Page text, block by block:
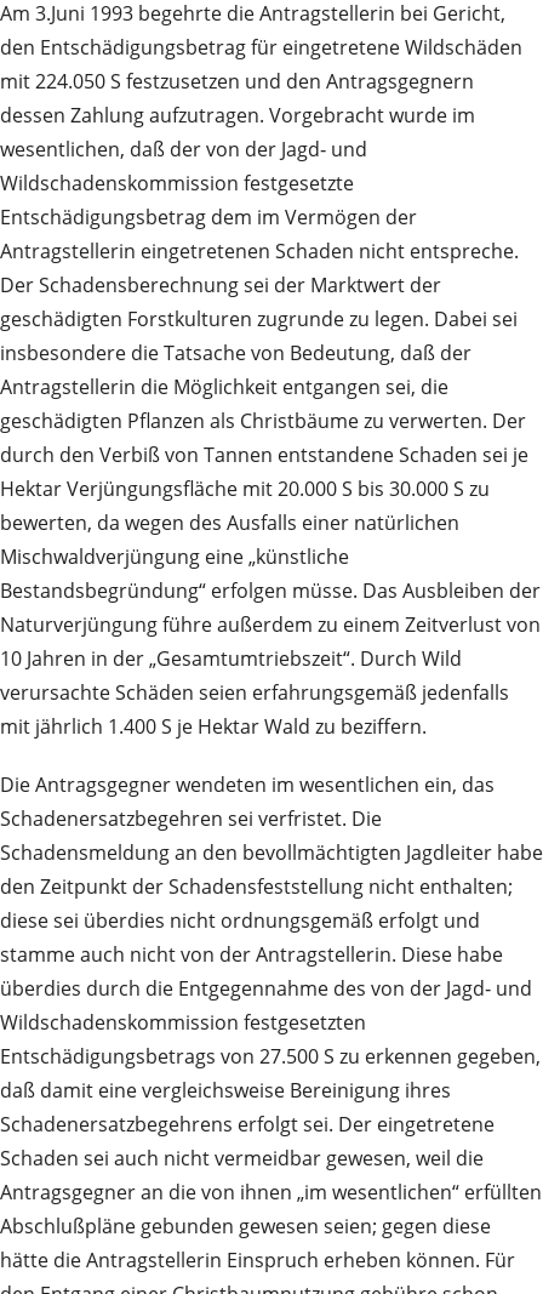
Am 3.Juni 1993 begehrte die Antragstellerin bei Gericht,
den Entschädigungsbetrag für eingetretene Wildschäden
mit 224.050 S festzusetzen und den Antragsgegnern
dessen Zahlung aufzutragen. Vorgebracht wurde im
wesentlichen, daß der von der Jagd‑ und
Wildschadenskommission festgesetzte
Entschädigungsbetrag dem im Vermögen der
Antragstellerin eingetretenen Schaden nicht entspreche.
Der Schadensberechnung sei der Marktwert der
geschädigten Forstkulturen zugrunde zu legen. Dabei sei
insbesondere die Tatsache von Bedeutung, daß der
Antragstellerin die Möglichkeit entgangen sei, die
geschädigten Pflanzen als Christbäume zu verwerten. Der
durch den Verbiß von Tannen entstandene Schaden sei je
Hektar Verjüngungsfläche mit 20.000 S bis 30.000 S zu
bewerten, da wegen des Ausfalls einer natürlichen
Mischwaldverjüngung eine „künstliche
Bestandsbegründung“ erfolgen müsse. Das Ausbleiben der
Naturverjüngung führe außerdem zu einem Zeitverlust von
10 Jahren in der „Gesamtumtriebszeit“. Durch Wild
verursachte Schäden seien erfahrungsgemäß jedenfalls
mit jährlich 1.400 S je Hektar Wald zu beziffern.
Die Antragsgegner wendeten im wesentlichen ein, das
Schadenersatzbegehren sei verfristet. Die
Schadensmeldung an den bevollmächtigten Jagdleiter habe
den Zeitpunkt der Schadensfeststellung nicht enthalten;
diese sei überdies nicht ordnungsgemäß erfolgt und
stamme auch nicht von der Antragstellerin. Diese habe
überdies durch die Entgegennahme des von der Jagd‑ und
Wildschadenskommission festgesetzten
Entschädigungsbetrags von 27.500 S zu erkennen gegeben,
daß damit eine vergleichsweise Bereinigung ihres
Schadenersatzbegehrens erfolgt sei. Der eingetretene
Schaden sei auch nicht vermeidbar gewesen, weil die
Antragsgegner an die von ihnen „im wesentlichen“ erfüllten
Abschlußpläne gebunden gewesen seien; gegen diese
hätte die Antragstellerin Einspruch erheben können. Für